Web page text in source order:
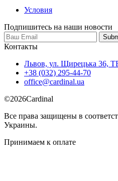
Условия
Подпишитесь на наши новости
Контакты
Львов, ул. Щирецька 36,
+38 (032) 295-44-70
office@cardinal.ua
©2026Cardinal
Все права защищены в
Украины.
Принимаем к оплате